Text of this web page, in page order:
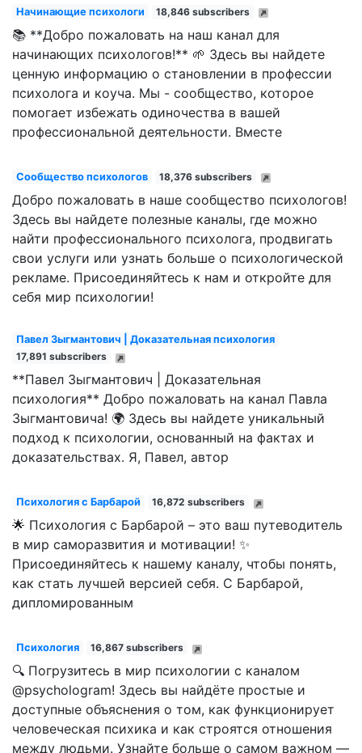
Начинающие психологи 18,846 subscribers
📚 **Добро пожаловать на наш канал для
начинающих психологов!** 🌱 Здесь вы найдете
ценную информацию о становлении в профессии
психолога и коуча. Мы - сообщество, которое
помогает избежать одиночества в вашей
профессиональной деятельности. Вместе
Сообщество психологов 18,376 subscribers
Добро пожаловать в наше сообщество психологов!
Здесь вы найдете полезные каналы, где можно
найти профессионального психолога, продвигать
свои услуги или узнать больше о психологической
рекламе. Присоединяйтесь к нам и откройте для
себя мир психологии!
Павел Зыгмантович | Доказательная психология
17,891 subscribers
**Павел Зыгмантович | Доказательная
психология** Добро пожаловать на канал Павла
Зыгмантовича! 🌍 Здесь вы найдете уникальный
подход к психологии, основанный на фактах и
доказательствах. Я, Павел, автор
Психология с Барбарой 16,872 subscribers
🌟 Психология с Барбарой – это ваш путеводитель
в мир саморазвития и мотивации! ✨
Присоединяйтесь к нашему каналу, чтобы понять,
как стать лучшей версией себя. С Барбарой,
дипломированным
Психология 16,867 subscribers
🔍 Погрузитесь в мир психологии с каналом
@psychologram! Здесь вы найдёте простые и
доступные объяснения о том, как функционирует
человеческая психика и как строятся отношения
между людьми. Узнайте больше о самом важном —